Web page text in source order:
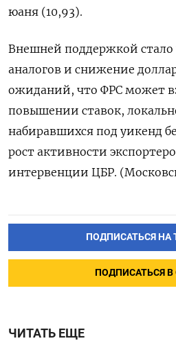
юаня (10,93).
Внешней поддержкой
аналогов и снижение
ожиданий, что ФРС может
повышении ставок,
набиравшихся под уикенд
рост активности
интервенции ЦБР.
ПОДПИСАТЬСЯ НА
ПОДПИСАТЬСЯ В
ЧИТАТЬ ЕЩЕ